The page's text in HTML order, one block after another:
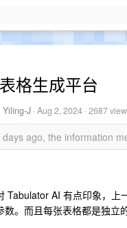
格生成平台
Yiling-J ·Aug 2, 2024 · 2687
ago, the information
Tabulator AI 有点印象，
。而且每张表格都是独立